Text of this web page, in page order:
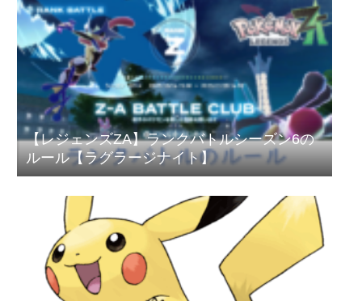
【レジェンズZA】ランクバトルシーズン6の
ルール【ラグラージナイト】